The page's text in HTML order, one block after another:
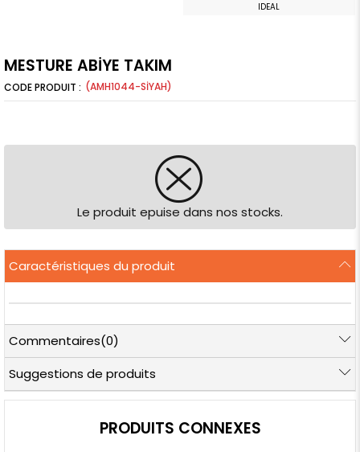
IDEAL
MESTURE ABİYE TAKIM
(AMH1044-SİYAH)
Le produit epuise dans nos stocks.
Caractéristiques du produit
Commentaires(0)
Suggestions de produits
PRODUITS CONNEXES